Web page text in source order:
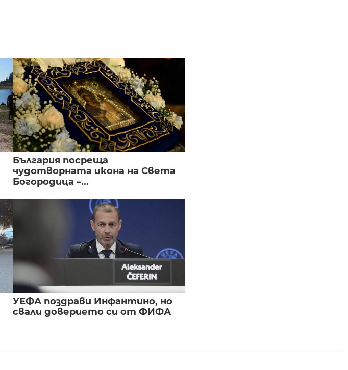
България посреща
чудотворната икона на Света
Богородица –...
УЕФА поздрави Инфантино, но
свали доверието си от ФИФА